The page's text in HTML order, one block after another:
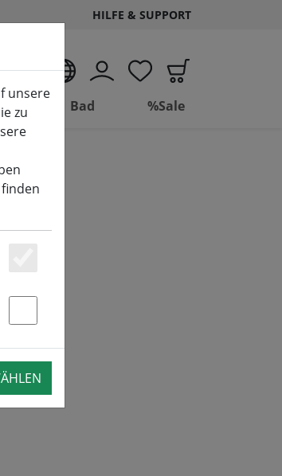
HILFE & SUPPORT
DE
Bad %Sale
unsere
zu